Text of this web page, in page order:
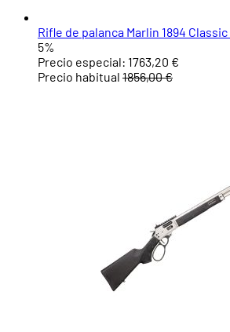
Rifle de palanca Marlin 1894 Classic
5%
Precio especial: 1763,20 €
Precio habitual 1856,00 €